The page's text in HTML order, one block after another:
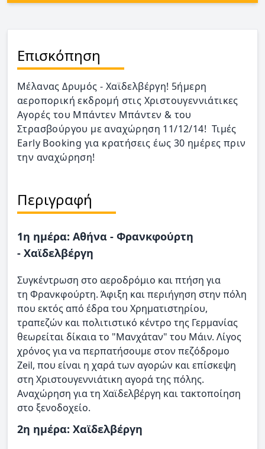
Επισκόπηση
Μέλανας Δρυμός - Χαϊδελβέργη! 5ήμερη
αεροπορική εκδρομή στις Χριστουγεννιάτικες
Αγορές του Μπάντεν Μπάντεν & του
Στρασβούργου με αναχώρηση 11/12/14! Τιμές
Early Booking για κρατήσεις έως 30 ημέρες πριν
την αναχώρηση!
Περιγραφή
1η ημέρα: Αθήνα - Φρανκφούρτη
- Χαϊδελβέργη
Συγκέντρωση στο αεροδρόμιο και πτήση για
τη Φρανκφούρτη. Άφιξη και περιήγηση στην πόλη
που εκτός από έδρα του Χρηματιστηρίου,
τραπεζών και πολιτιστικό κέντρο της Γερμανίας
θεωρείται δίκαια το "Μανχάταν" του Μάιν. Λίγος
χρόνος για να περπατήσουμε στον πεζόδρομο
Zeil, που είναι η χαρά των αγορών και επίσκεψη
στη Χριστουγεννιάτικη αγορά της πόλης.
Αναχώρηση για τη Χαϊδελβέργη και τακτοποίηση
στο ξενοδοχείο.
2η ημέρα: Χαϊδελβέργη